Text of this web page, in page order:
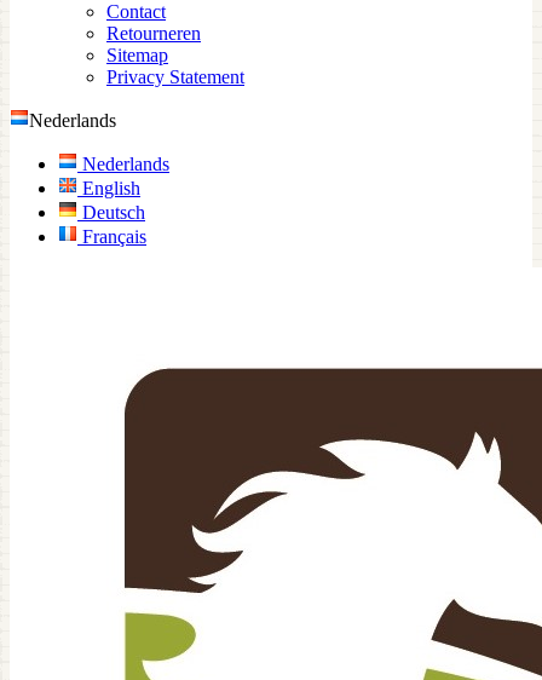
Contact
Retourneren
Sitemap
Privacy Statement
Nederlands
Nederlands
English
Deutsch
Français